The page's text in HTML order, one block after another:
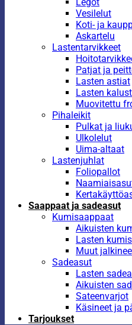
Vesilelut
Koti- ja
Askartelu
Lastentarvikkeet
Patjat ja
Lasten astiat
Lasten
Muovitettu
Pihaleikit
Pulkat ja
Ulkolelut
Uima-altaat
Lastenjuhlat
Foliopallot
Saappaat ja sadeasut
Kumisaappaat
Aikuisten
Lasten
Muut
Sadeasut
Lasten
Aikuisten
Sateenvarjot
Käsineet ja
Tarjoukset